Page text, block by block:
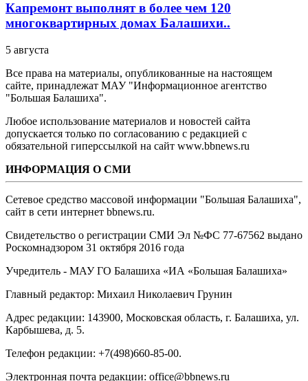
Капремонт выполнят в более чем 120
многоквартирных домах Балашихи..
5 августа
Все права на материалы, опубликованные на настоящем
сайте, принадлежат МАУ "Информационное агентство
"Большая Балашиха".
Любое использование материалов и новостей сайта
допускается только по согласованию с редакцией с
обязательной гиперссылкой на сайт www.bbnews.ru
ИНФОРМАЦИЯ О СМИ
Сетевое средство массовой информации "Большая Балашиха",
сайт в сети интернет bbnews.ru.
Свидетельство о регистрации СМИ Эл №ФС ‎77-67562 выдано
Роскомнадзором 31 октября 2016 года
Учредитель - МАУ ГО Балашиха «ИА «Большая Балашиха»
Главный редактор: Михаил Николаевич Грунин
Адрес редакции: 143900, Московская область, г. Балашиха, ул.
Карбышева, д. 5.
Телефон редакции: +7(498)660-85-00.
Электронная почта редакции: office@bbnews.ru